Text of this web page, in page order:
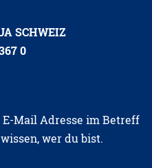
SCHWEIZ
0
Mail Adresse im Betreff
wer du bist.